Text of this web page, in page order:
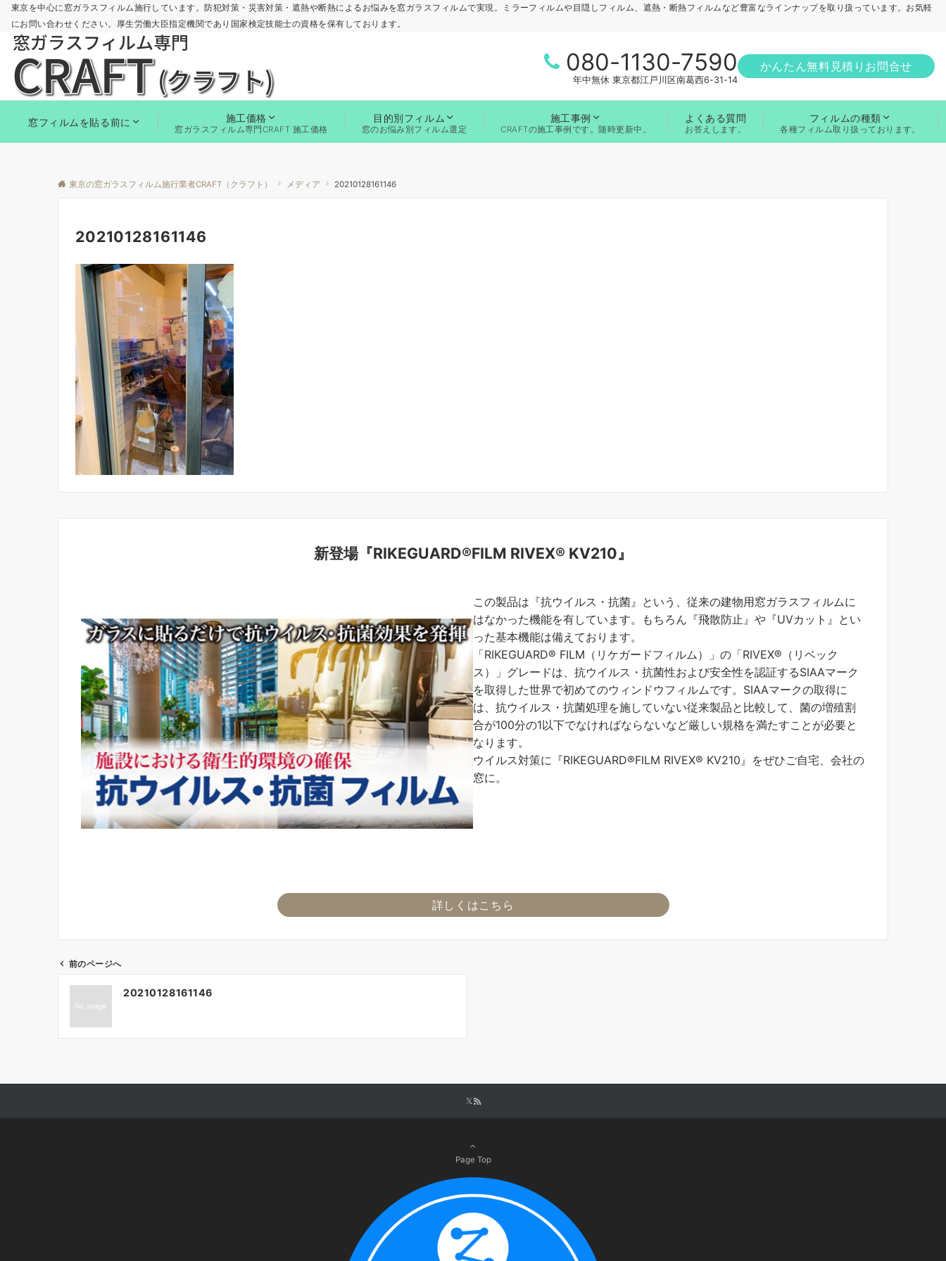
東京を中心に窓ガラスフィルム施行しています。防犯対策・災害対策・遮熱や断熱によるお悩みを窓ガラスフィルムで実現。ミラーフィルムや目隠しフィルム、遮熱・断熱フィルムなど豊富なラインナップを取り扱っています。お気軽
にお問い合わせください。厚生労働大臣指定機関であり国家検定技能士の資格を保有しております。
080-1130-7590
年中無休 東京都江戸川区南葛西6-31-14
かんたん無料見積りお問合せ
窓フィルムを貼る前に 施工価格
窓ガラスフィルム専門CRAFT 施工価格
目的別フィルム
窓のお悩み別フィルム選定
施工事例
CRAFTの施工事例です。随時更新中。
よくある質問
お答えします。
フィルムの種類
各種フィルム取り扱っております。
東京の窓ガラスフィルム施行業者CRAFT（クラフト） メディア 20210128161146
20210128161146
新登場『RIKEGUARD®FILM RIVEX® KV210』
この製品は『抗ウイルス・抗菌』という、従来の建物用窓ガラスフィルムに
はなかった機能を有しています。もちろん『飛散防止』や『UVカット』とい
った基本機能は備えております。
「RIKEGUARD® FILM（リケガードフィルム）」の「RIVEX®（リベック
ス）」グレードは、抗ウイルス・抗菌性および安全性を認証するSIAAマーク
を取得した世界で初めてのウィンドウフィルムです。SIAAマークの取得に
は、抗ウイルス・抗菌処理を施していない従来製品と比較して、菌の増殖割
合が100分の1以下でなければならないなど厳しい規格を満たすことが必要と
なります。
ウイルス対策に『RIKEGUARD®FILM RIVEX® KV210』をぜひご自宅、会社の
窓に。
詳しくはこちら
ビ
シ
前のページへ
20210128161146
Page Top